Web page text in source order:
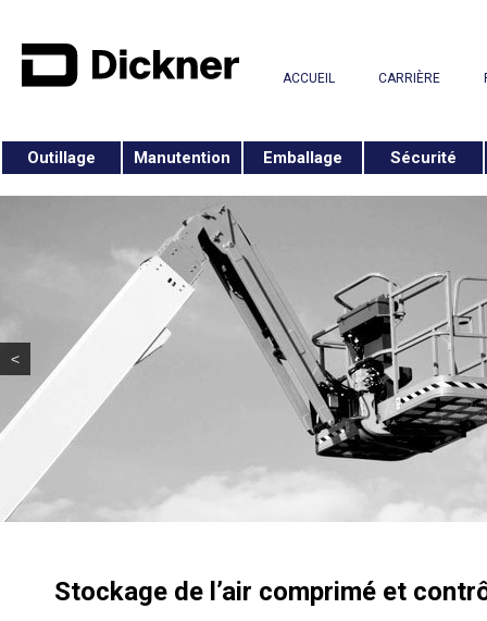
ACCUEIL CARRIÈRE
Outillage Manutention Emballage Sécurité
<
Stockage de l’air comprimé et